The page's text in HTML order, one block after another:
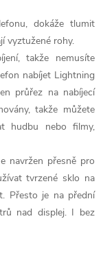
dokáže tlumit
vyztužené rohy.
takže nemusíte
nabíjet Lightning
průřez na nabíjecí
takže můžete
hudbu nebo filmy,
navržen přesně pro
tvrzené sklo na
Přesto je na přední
nad displej. I bez